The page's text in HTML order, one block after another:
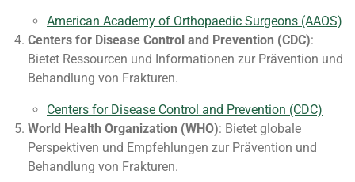
American Academy of Orthopaedic Surgeons (AAOS)
Centers for Disease Control and Prevention (CDC):
Bietet Ressourcen und Informationen zur Prävention und
Behandlung von Frakturen.
Centers for Disease Control and Prevention (CDC)
World Health Organization (WHO): Bietet globale
Perspektiven und Empfehlungen zur Prävention und
Behandlung von Frakturen.